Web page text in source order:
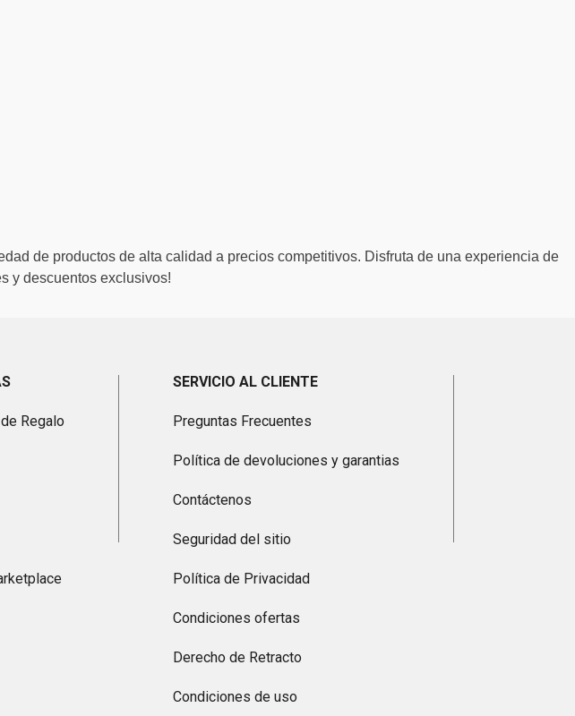
de productos de alta calidad a precios competitivos. Disfruta de una experiencia de
y descuentos exclusivos!
Regalo
SERVICIO AL CLIENTE
Preguntas Frecuentes
Política de devoluciones y garantias
Contáctenos
Seguridad del sitio
Política de Privacidad
Condiciones ofertas
Derecho de Retracto
Condiciones de uso